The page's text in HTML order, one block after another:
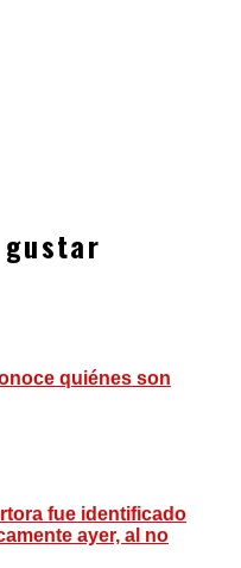
gustar
quiénes son
fue identificado
ayer, al no